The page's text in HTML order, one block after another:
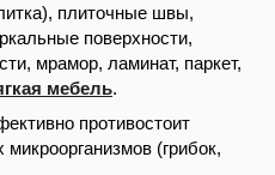
плиточные швы,
поверхности,
мрамор, ламинат, паркет,
мебель.
противостоит
(грибок,